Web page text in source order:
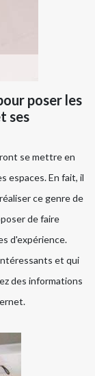
poser les
ses
se mettre en
espaces. En fait, il
ce genre de
de faire
d'expérience.
et qui
des informations